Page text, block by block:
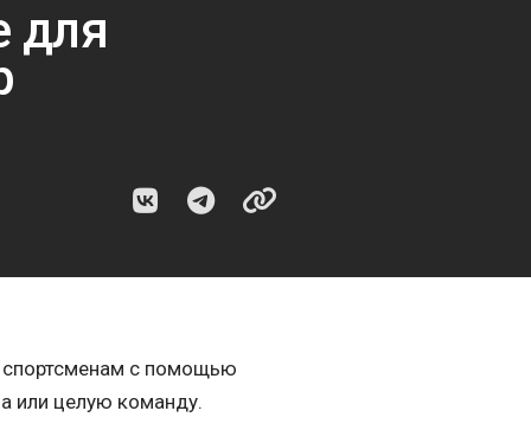
для
спортсменам с помощью
или целую команду.